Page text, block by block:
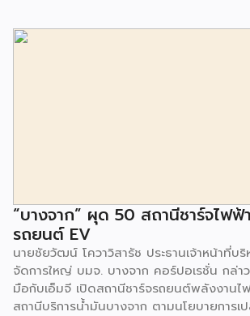
Trends, Coffee & Beverage Trends,
Health & Wellness Trends, E-
“บางจาก” ผุด 50 สถานีชาร์จไฟฟ้
รถยนต์ EV
นายชัยวัฒน์ โควาวิสารัช ประธานเจ้าหน้าที่บริ
จัดการใหญ่ บมจ. บางจาก คอร์ปอเรชั่น กล่า
มือกับเอ็มจี เปิดสถานีชาร์จรถยนต์พลังงานไ
สถานีบริการน้ำมันบางจาก ตามนโยบายการ